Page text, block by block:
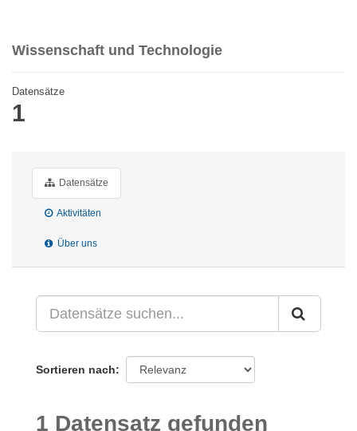
Wissenschaft und Technologie
Datensätze
1
Datensätze
Aktivitäten
Über uns
Sortieren nach
1 Datensatz gefunden